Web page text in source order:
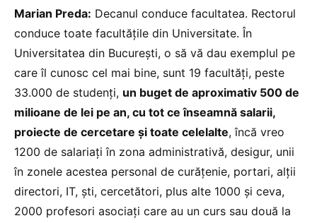
Marian Preda: Decanul conduce facultatea. Rectorul
conduce toate facultățile din Universitate. În
Universitatea din București, o să vă dau exemplul pe
care îl cunosc cel mai bine, sunt 19 facultăți, peste
33.000 de studenți, un buget de aproximativ 500 de
milioane de lei pe an, cu tot ce înseamnă salarii,
proiecte de cercetare și toate celelalte, încă vreo
1200 de salariați în zona administrativă, desigur, unii
în zonele acestea personal de curățenie, portari, alții
directori, IT, ști, cercetători, plus alte 1000 și ceva,
2000 profesori asociați care au un curs sau două la